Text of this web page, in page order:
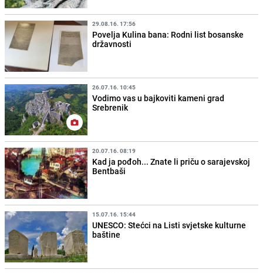
29.08.16. 17:56
Povelja Kulina bana: Rodni list bosanske
državnosti
26.07.16. 10:45
Vodimo vas u bajkoviti kameni grad
Srebrenik
20.07.16. 08:19
Kad ja pođoh... Znate li priču o sarajevskoj
Bentbaši
15.07.16. 15:44
UNESCO: Stećci na Listi svjetske kulturne
baštine